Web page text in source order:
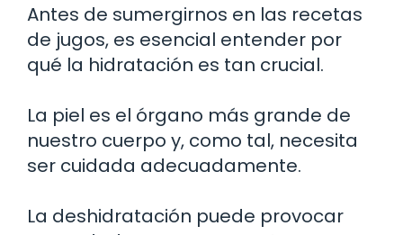
Antes de sumergirnos en las recetas
de jugos, es esencial entender por
qué la hidratación es tan crucial.
La piel es el órgano más grande de
nuestro cuerpo y, como tal, necesita
ser cuidada adecuadamente.
La deshidratación puede provocar